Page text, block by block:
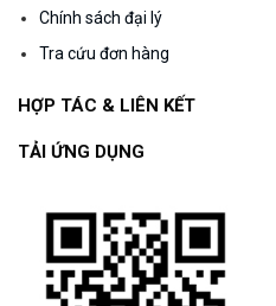
Chính sách đại lý
Tra cứu đơn hàng
HỢP TÁC & LIÊN KẾT
TẢI ỨNG DỤNG